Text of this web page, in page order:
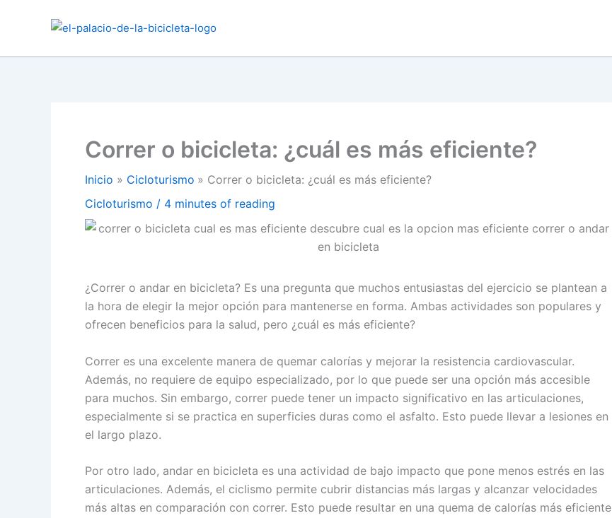
Correr o bicicleta: ¿cuál es más eficiente?
Inicio Cicloturismo
Correr o bicicleta: ¿cuál es más eficiente?
Cicloturismo / 4 minutes of reading
¿Correr o andar en bicicleta? Es una pregunta que muchos entusiastas del ejercicio se plantean a
la hora de elegir la mejor opción para mantenerse en forma. Ambas actividades son populares y
ofrecen beneficios para la salud, pero ¿cuál es más eficiente?
Correr es una excelente manera de quemar calorías y mejorar la resistencia cardiovascular.
Además, no requiere de equipo especializado, por lo que puede ser una opción más accesible
para muchos. Sin embargo, correr puede tener un impacto significativo en las articulaciones,
especialmente si se practica en superficies duras como el asfalto. Esto puede llevar a lesiones en
el largo plazo.
Por otro lado, andar en bicicleta es una actividad de bajo impacto que pone menos estrés en las
articulaciones. Además, el ciclismo permite cubrir distancias más largas y alcanzar velocidades
más altas en comparación con correr. Esto puede resultar en una quema de calorías más eficiente